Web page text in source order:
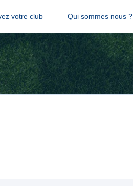
votre club Qui sommes nous ?